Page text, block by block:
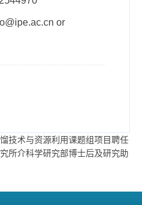
or
技术与资源利用课题组项目聘任
所介科学研究部博士后及研究助